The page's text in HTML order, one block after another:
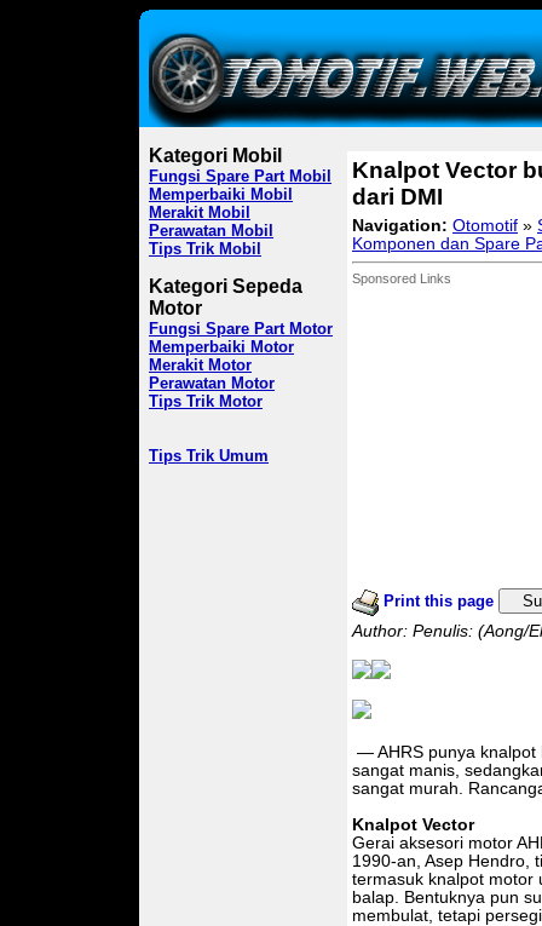
Kategori Mobil
Fungsi Spare Part Mobil
Memperbaiki Mobil
Merakit Mobil
Perawatan Mobil
Tips Trik Mobil
Kategori Sepeda
Motor
Fungsi Spare Part Motor
Memperbaiki Motor
Merakit Motor
Perawatan Motor
Tips Trik Motor
Tips Trik Umum
Knalpot Vector
dari DMI
Navigation: Otomotif »
Komponen dan Spare
Sponsored Links
Print this page
Author: Penulis: (Aong/
— AHRS punya knalpot
sangat manis,
sangat murah.
Knalpot Vector
Gerai aksesori motor
1990-an, Asep Hendro,
termasuk knalpot motor
balap. Bentuknya pun
membulat, tetapi